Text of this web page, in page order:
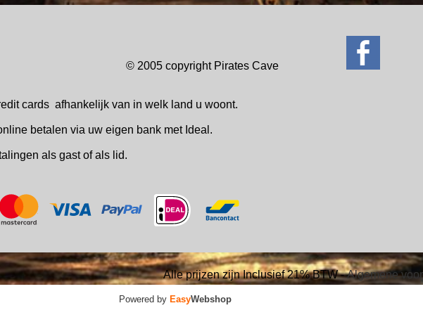
© 2005 copyright Pirates Cave
cards afhankelijk van in welk land u woont.
betalen via uw eigen bank met Ideal.
als gast of als lid.
Alle prijzen zijn Inclusief 21% BTW -Algemene
Powered by EasyWebshop